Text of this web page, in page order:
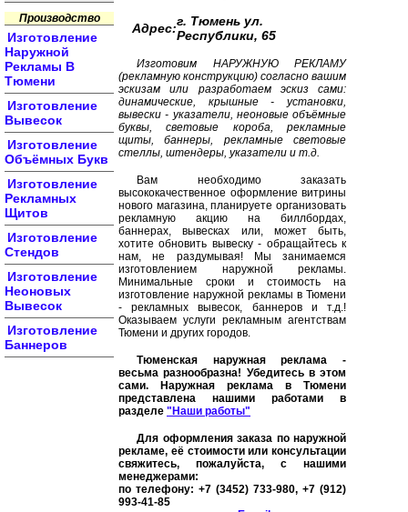
Производство
Изготовление
Наружной
Рекламы В
Тюмени
Изготовление
Вывесок
Изготовление
Объёмных Букв
Изготовление
Рекламных
Щитов
Изготовление
Стендов
Изготовление
Неоновых
Вывесок
Изготовление
Баннеров
Адрес:г. Тюмень ул.
Республики, 65
Изготовим НАРУЖНУЮ РЕКЛАМУ
(рекламную конструкцию) согласно вашим
эскизам или разработаем эскиз сами:
динамические, крышные - установки,
вывески - указатели, неоновые объёмные
буквы, световые короба, рекламные
щиты, баннеры, рекламные световые
стеллы, штендеры, указатели и т.д.
Вам необходимо заказать
высококачественное оформление витрины
нового магазина, планируете организовать
рекламную акцию на биллбордах,
баннерах, вывесках или, может быть,
хотите обновить вывеску - обращайтесь к
нам, не раздумывая! Мы занимаемся
изготовлением наружной рекламы.
Минимальные сроки и стоимость на
изготовление наружной рекламы в Тюмени
- рекламных вывесок, баннеров и т.д.!
Оказываем услуги рекламным агентствам
Тюмени и других городов.
Тюменская наружная реклама -
весьма разнообразна! Убедитесь в этом
сами. Наружная реклама в Тюмени
представлена нашими работами в
разделе "Наши работы"
Для оформления заказа по наружной
рекламе, её стоимости или консультации
свяжитесь, пожалуйста, с нашими
менеджерами:
по телефону: +7 (3452) 733-980, +7 (912)
993-41-85